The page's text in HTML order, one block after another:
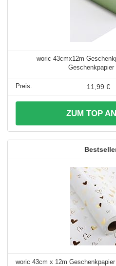
woric 43cmx12m
Geschenkpapier
11,99 €
ZUM TOP
woric 43cm x 12m